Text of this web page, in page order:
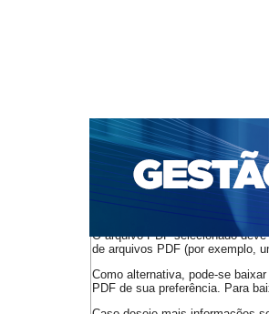
CAPA SOBRE ACESSO
PORTAL DE REVISTAS DA
PARA SUBMISSÃO DE ARTIGOS
Capa v. 26, jan./dez. 2025>
O arquivo PDF selecionado
de arquivos PDF (por exemplo,
Como alternativa, pode-se
PDF de sua preferência. Para